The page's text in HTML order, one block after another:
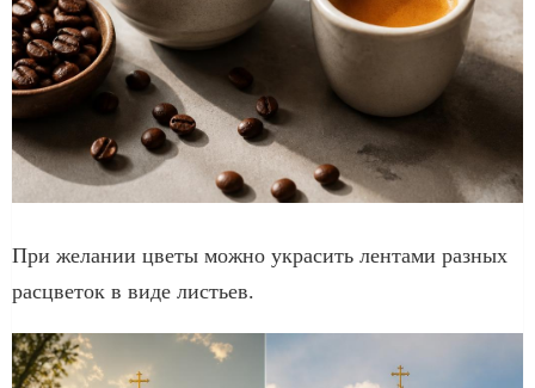
При желании цветы можно украсить лентами разных
расцветок в виде листьев.